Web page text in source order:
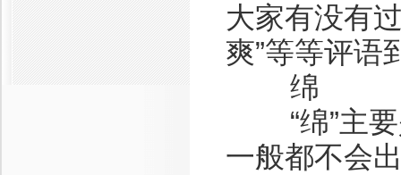
大家有没有
爽”等等评语
绵
“绵”主要
一般都不会